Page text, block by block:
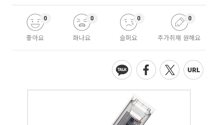
좋아요
0
화나요
0
슬퍼요
0
추가취재 원해요
0